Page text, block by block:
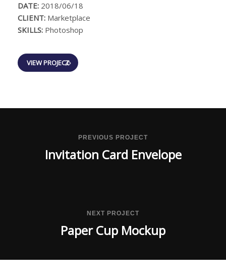
DATE: 2018/06/18
CLIENT: Marketplace
SKILLS: Photoshop
VIEW PROJECT
PREVIOUS PROJECT
Invitation Card Envelope
NEXT PROJECT
Paper Cup Mockup